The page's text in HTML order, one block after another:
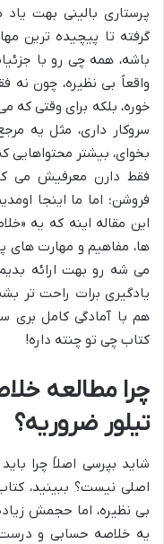
پرستاری بالینی بهت
گرفته تا پیچیده ترین
باشه، همه چی رو با
واقعاً بی نظیره، چون نه
خوره، بلکه برای وقتی که
سروکار داری، مثل یه
بخوای، بیشتر محتواهایی
فقط دارن معرفیش می
فروشن؛ اما ما اینجا
این مقاله اینه که یه
ها، مفاهیم و مهارت های
می شه رو بهت ارائه
یادگیری برات راحت تر
هم با آمادگی کامل بری
کتاب چی تو چنته داره!
چرا مطالعه
تیلور ضروریه؟
شاید بپرسی اصلاً چرا
اصلی نیست؟ ببینید،
بی نظیره، اما حجمش
یه خلاصه حسابی و درست